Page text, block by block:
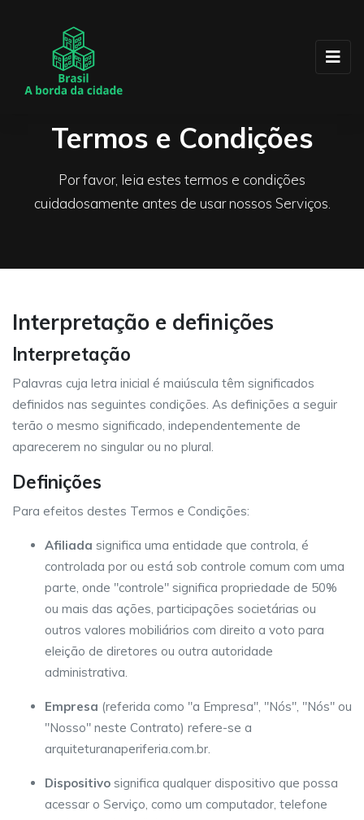
Termos e Condições
Por favor, leia estes termos e condições
cuidadosamente antes de usar nossos Serviços.
Interpretação e definições
Interpretação
Palavras cuja letra inicial é maiúscula têm significados
definidos nas seguintes condições. As definições a seguir
terão o mesmo significado, independentemente de
aparecerem no singular ou no plural.
Definições
Para efeitos destes Termos e Condições:
Afiliada significa uma entidade que controla, é
controlada por ou está sob controle comum com uma
parte, onde "controle" significa propriedade de 50%
ou mais das ações, participações societárias ou
outros valores mobiliários com direito a voto para
eleição de diretores ou outra autoridade
administrativa.
Empresa (referida como "a Empresa", "Nós", "Nós" ou
"Nosso" neste Contrato) refere-se a
arquiteturanaperiferia.com.br.
Dispositivo significa qualquer dispositivo que possa
acessar o Serviço, como um computador, telefone